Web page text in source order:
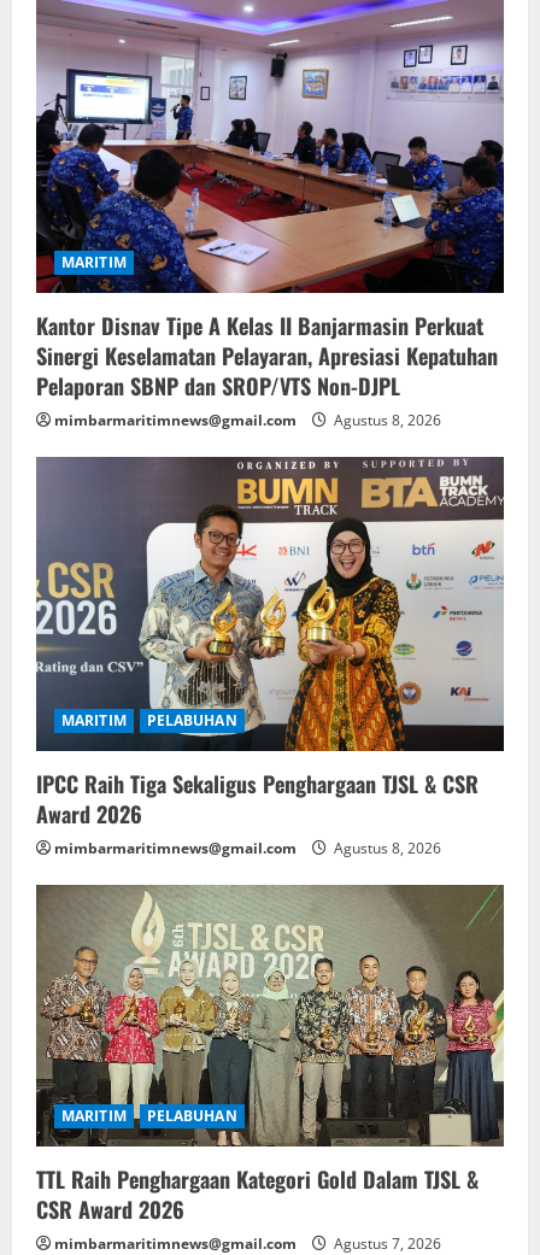
MARITIM
Kantor Disnav Tipe A Kelas II Banjarmasin Perkuat
Sinergi Keselamatan Pelayaran, Apresiasi Kepatuhan
Pelaporan SBNP dan SROP/VTS Non-DJPL
mimbarmaritimnews@gmail.com Agustus 8, 2026
MARITIM PELABUHAN
IPCC Raih Tiga Sekaligus Penghargaan TJSL & CSR
Award 2026
mimbarmaritimnews@gmail.com Agustus 8, 2026
MARITIM PELABUHAN
TTL Raih Penghargaan Kategori Gold Dalam TJSL &
CSR Award 2026
mimbarmaritimnews@gmail.com Agustus 7, 2026